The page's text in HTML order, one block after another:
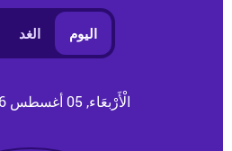
اليوم الغد
الْأَرْبعَاء, 05 أغسطس 2026, 18:08